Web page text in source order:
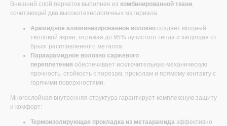
Внешний слой перчаток выполнен из комбинированной ткани,
сочетающей два высокотехнологичных материала:
Арамидное алюминизированное волокно создает мощный
тепловой экран, отражая до 95% лучистого тепла и защищая от
брызг расплавленного металла.
Параарамидное волокно саржевого
переплетения обеспечивает исключительную механическую
прочность, стойкость к порезам, проколам и прямому контакту с
горячими поверхностями.
Многослойная внутренняя структура гарантирует комплексную защиту
и комфорт:
Термоизолирующая прокладка из метаарамида эффективно